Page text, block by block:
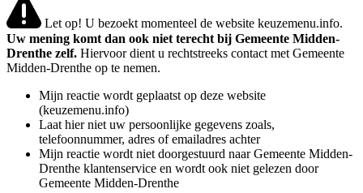
Let op! U bezoekt momenteel de website keuzemenu.info.
Uw mening komt dan ook niet terecht bij Gemeente Midden-
Drenthe zelf. Hiervoor dient u rechtstreeks contact met Gemeente
Midden-Drenthe op te nemen.
Mijn reactie wordt geplaatst op deze website
(keuzemenu.info)
Laat hier niet uw persoonlijke gegevens zoals,
telefoonnummer, adres of emailadres achter
Mijn reactie wordt niet doorgestuurd naar Gemeente Midden-
Drenthe klantenservice en wordt ook niet gelezen door
Gemeente Midden-Drenthe